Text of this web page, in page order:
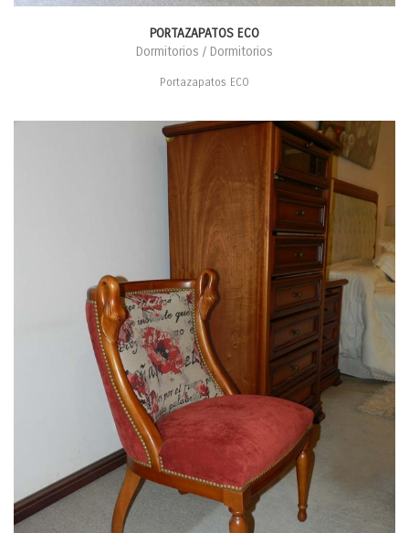
PORTAZAPATOS ECO
Dormitorios / Dormitorios
Portazapatos ECO